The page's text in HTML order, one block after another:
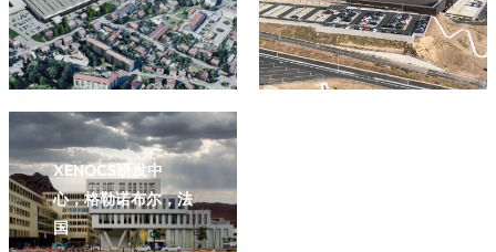
XENOCS研发中
心，格勒诺布尔，法
国